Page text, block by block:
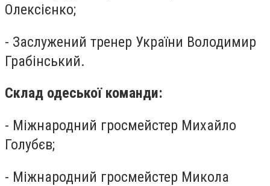
Олексієнко;
- Заслужений тренер України Володимир
Грабінський.
Склад одеської команди:
- Міжнародний гросмейстер Михайло
Голубєв;
- Міжнародний гросмейстер Микола